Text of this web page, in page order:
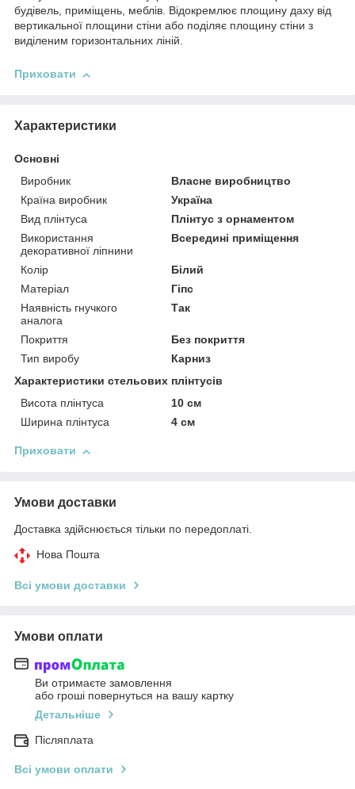
будівель, приміщень, меблів. Відокремлює площину даху від
вертикальної площини стіни або поділяє площину стіни з
виділеним горизонтальних ліній.
Приховати
Характеристики
Основні
Виробник
Власне виробництво
Країна виробник
Україна
Вид плінтуса
Плінтус з орнаментом
Використання
декоративної ліпнини
Всередині приміщення
Колір
Білий
Матеріал
Гіпс
Наявність гнучкого
аналога
Так
Покриття
Без покриття
Тип виробу
Карниз
Характеристики стельових плінтусів
Висота плінтуса
10 см
Ширина плінтуса
4 см
Приховати
Умови доставки
Доставка здійснюється тільки по передоплаті.
Нова Пошта
Всі умови доставки
Умови оплати
Ви отримаєте замовлення
або гроші повернуться на вашу картку
Детальніше
Післяплата
Всі умови оплати